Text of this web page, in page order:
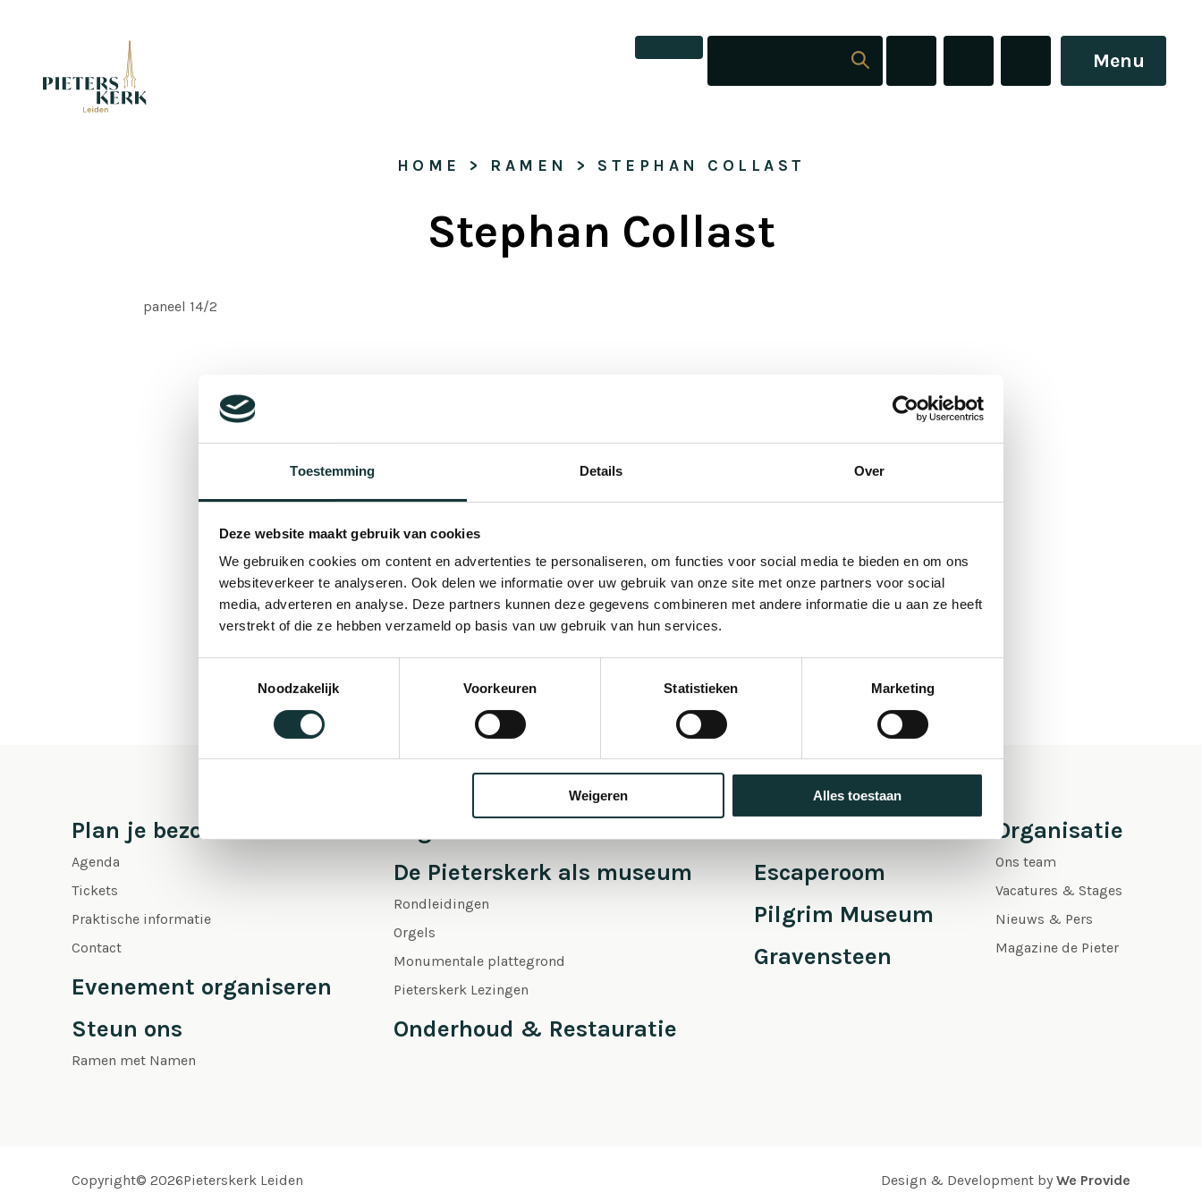
Toestemming Details Over
Deze website maakt gebruik van cookies
We gebruiken cookies om content en advertenties te personaliseren, om functies voor social media te bieden en om ons
websiteverkeer te analyseren. Ook delen we informatie over uw gebruik van onze site met onze partners voor social
media, adverteren en analyse. Deze partners kunnen deze gegevens combineren met andere informatie die u aan ze heeft
verstrekt of die ze hebben verzameld op basis van uw gebruik van hun services.
Noodzakelijk
Voorkeuren Statistieken Marketing
Weigeren Alles toestaan
Menu
HOME > RAMEN > STEPHAN COLLAST
Stephan Collast
paneel 14/2
Bekijk alle blogberichten
Plan je bezoek
Agenda
Tickets
Praktische informatie
Contact
Evenement organiseren
Steun ons
Ramen met Namen
De Pieterskerk als museum
Rondleidingen
Orgels
Monumentale plattegrond
Pieterskerk Lezingen
Onderhoud & Restauratie
Escaperoom
Pilgrim Museum
Gravensteen
Organisatie
Ons team
Vacatures & Stages
Nieuws & Pers
Magazine de Pieter
Copyright© 2026Pieterskerk Leiden Design & Development by We Provide